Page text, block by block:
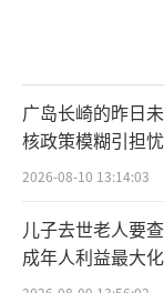
Vera
颗。四代
广岛长崎的昨日
核政策模糊引担忧
2026-08-10 13:14:03
儿子去世老人要
成年人利益最大